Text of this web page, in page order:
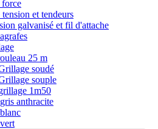
force
et tendeurs
galvanisé et fil d'attache
25 m
soudé
souple
1m50
anthracite